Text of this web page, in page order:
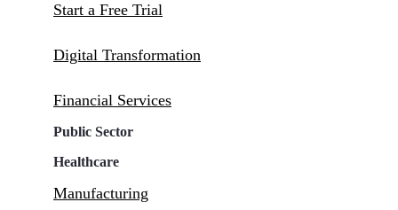
Start a Free Trial
Digital Transformation
Financial Services
Public Sector
Healthcare
Manufacturing